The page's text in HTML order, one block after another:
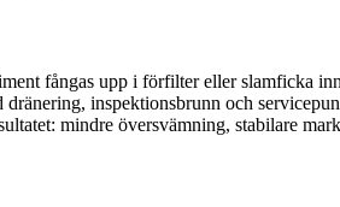
fångas upp i förfilter eller slamficka
inspektionsbrunn och
mindre översvämning, stabilare